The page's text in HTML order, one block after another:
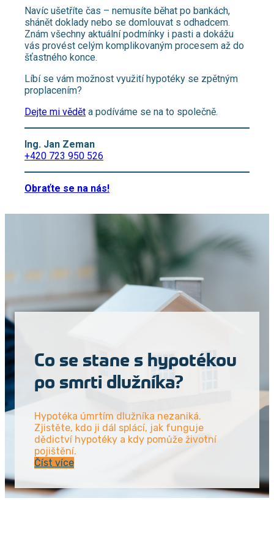
Navíc ušetříte čas – nemusíte běhat po bankách,
shánět doklady nebo se domlouvat s odhadcem.
Znám všechny aktuální podmínky i pasti a dokážu
vás provést celým komplikovaným procesem až do
šťastného konce.
Líbí se vám možnost využití hypotéky se zpětným
proplacením?
Dejte mi vědět a podíváme se na to společně.
Ing. Jan Zeman
+420 723 950 526
Obraťte se na nás!
Co se stane s hypotékou
po smrti dlužníka?
Hypotéka úmrtím dlužníka nezaniká.
Zjistěte, kdo ji dál splácí, jak funguje
dědictví hypotéky a kdy pomůže životní
pojištění.
Číst více